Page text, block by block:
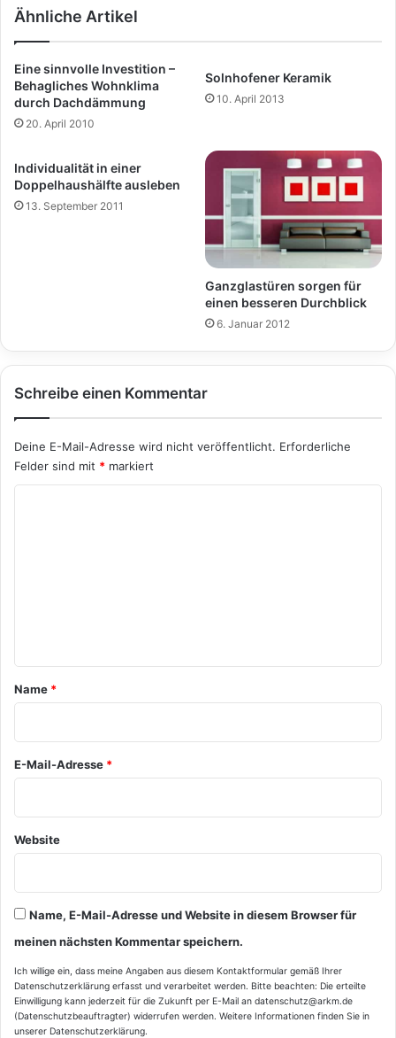
Ähnliche Artikel
Eine sinnvolle Investition –
Behagliches Wohnklima
durch Dachdämmung
20. April 2010
Solnhofener Keramik
10. April 2013
Individualität in einer
Doppelhaushälfte ausleben
13. September 2011
Ganzglastüren sorgen für
einen besseren Durchblick
6. Januar 2012
Schreibe einen Kommentar
Deine E-Mail-Adresse wird nicht veröffentlicht. Erforderliche
Felder sind mit * markiert
a
r
*
Name *
E-Mail-Adresse *
Website
Name, E-Mail-Adresse und Website in diesem Browser für
meinen nächsten Kommentar speichern.
Ich willige ein, dass meine Angaben aus diesem Kontaktformular gemäß Ihrer
Datenschutzerklärung erfasst und verarbeitet werden. Bitte beachten: Die erteilte
Einwilligung kann jederzeit für die Zukunft per E-Mail an datenschutz@arkm.de
(Datenschutzbeauftragter) widerrufen werden. Weitere Informationen finden Sie in
unserer Datenschutzerklärung.